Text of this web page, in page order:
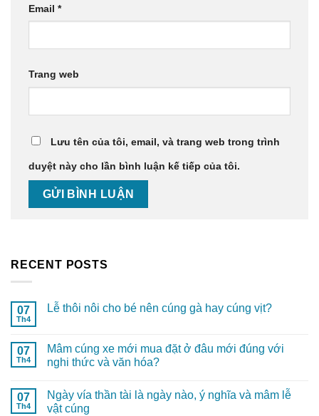
Email *
Trang web
Lưu tên của tôi, email, và trang web trong trình
duyệt này cho lần bình luận kế tiếp của tôi.
RECENT POSTS
07
Th4
Lễ thôi nôi cho bé nên cúng gà hay cúng vịt?
07
Th4
Mâm cúng xe mới mua đặt ở đâu mới đúng với
nghi thức và văn hóa?
07
Th4
Ngày vía thần tài là ngày nào, ý nghĩa và mâm lễ
vật cúng